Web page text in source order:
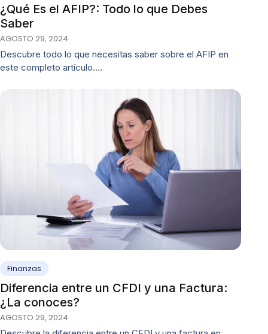
¿Qué Es el AFIP?: Todo lo que Debes
Saber
AGOSTO 29, 2024
Descubre todo lo que necesitas saber sobre el AFIP en
este completo artículo.…
Finanzas
Diferencia entre un CFDI y una Factura:
¿La conoces?
AGOSTO 29, 2024